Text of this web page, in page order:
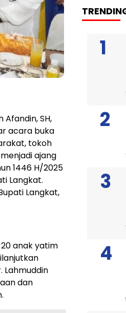
SH,
acara buka
tokoh
ajang
1446 H/2025
Langkat.
Langkat,
anak yatim
Lahmuddin
dan